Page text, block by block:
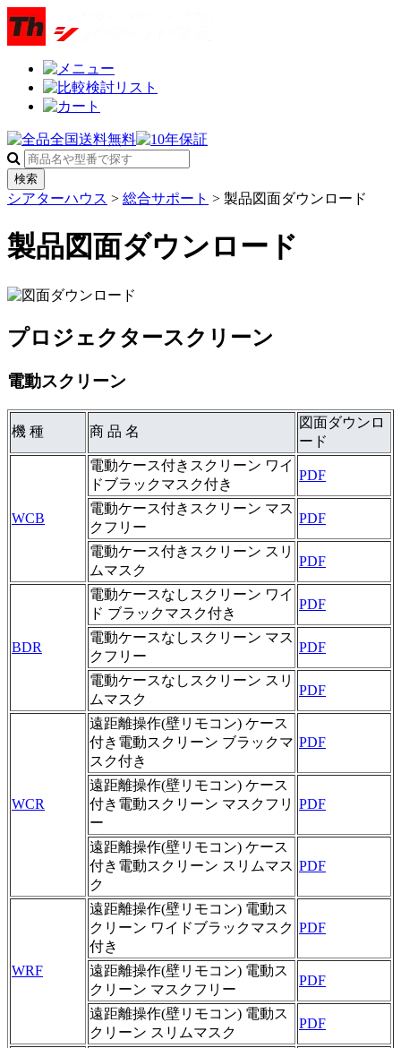
検索
シアターハウス > 総合サポート > 製品図面ダウンロード
製品図面ダウンロード
プロジェクタースクリーン
電動スクリーン
機 種 商 品 名
図面ダウンロ
ード
WCB
電動ケース付きスクリーン ワイ
ドブラックマスク付き
PDF
電動ケース付きスクリーン マス
クフリー
PDF
電動ケース付きスクリーン スリ
ムマスク
PDF
BDR
電動ケースなしスクリーン ワイ
ド ブラックマスク付き
PDF
電動ケースなしスクリーン マス
クフリー
PDF
電動ケースなしスクリーン スリ
ムマスク
PDF
WCR
遠距離操作(壁リモコン) ケース
付き電動スクリーン ブラックマ
スク付き
PDF
遠距離操作(壁リモコン) ケース
付き電動スクリーン マスクフリ
ー
PDF
遠距離操作(壁リモコン) ケース
付き電動スクリーン スリムマス
ク
PDF
WRF
遠距離操作(壁リモコン) 電動ス
クリーン ワイドブラックマスク
付き
PDF
遠距離操作(壁リモコン) 電動ス
クリーン マスクフリー
PDF
遠距離操作(壁リモコン) 電動ス
クリーン スリムマスク
PDF